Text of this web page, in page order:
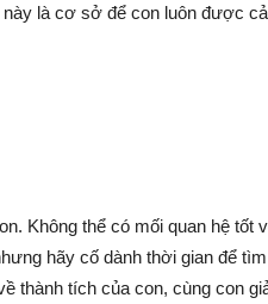
là cơ sở để con luôn được
Không thể có mối quan hệ tốt
hãy cố dành thời gian để
thành tích của con, cùng con